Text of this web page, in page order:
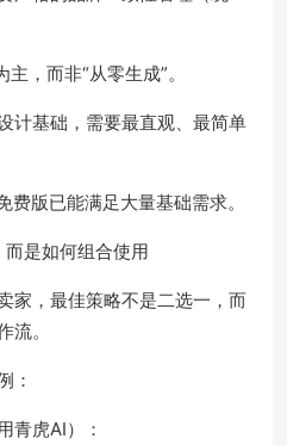
，而非“从零生成”。
计基础，需要最直观、最简单
版已能满足大量基础需求。
是如何组合使用
家，最佳策略不是二选一，而
流。
：
青虎AI）：